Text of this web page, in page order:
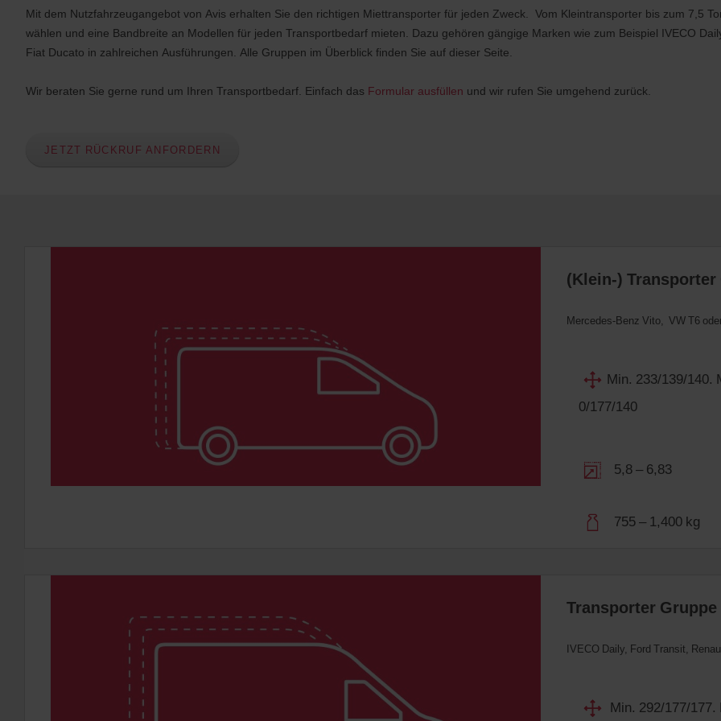
Mit dem Nutzfahrzeugangebot von Avis erhalten Sie den richtigen Miettransporter für jeden Zweck. Vom Kleintransporter bis zum 7,5
wählen und eine Bandbreite an Modellen für jeden Transportbedarf mieten. Dazu gehören gängige Marken wie zum Beispiel IVECO
Fiat Ducato in zahlreichen Ausführungen. Alle Gruppen im Überblick finden Sie auf dieser Seite.
Wir beraten Sie gerne rund um Ihren Transportbedarf. Einfach das Formular ausfüllen und wir rufen Sie umgehend zurück.
JETZT RÜCKRUF ANFORDERN
(Klein-) Transporter
Mercedes-Benz Vito, VW T6
Min. 233/139/140.
0/177/140
5,8 – 6,83
755 – 1,400 kg
Transporter Gruppe
IVECO Daily, Ford Transit,
Min. 292/177/177.